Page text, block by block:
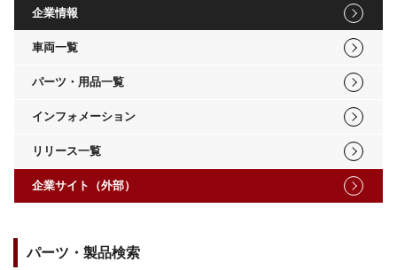
企業情報
車両一覧
パーツ・用品一覧
インフォメーション
リリース一覧
企業サイト（外部）
パーツ・製品検索